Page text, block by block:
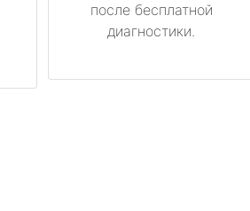
после бесплатной
диагностики.